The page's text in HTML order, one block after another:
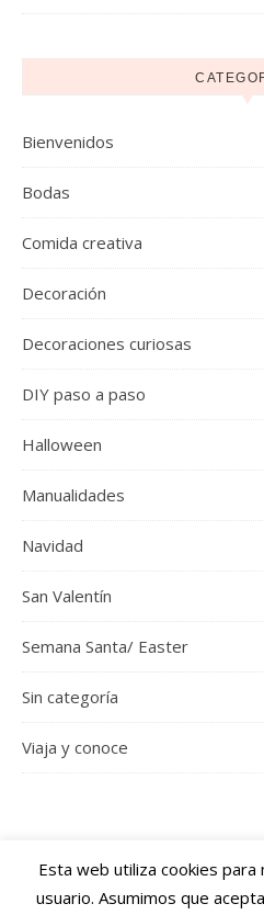
Bienvenidos
Bodas
Comida creativa
Decoración
Decoraciones curiosas
DIY paso a paso
Halloween
Manualidades
Navidad
San Valentín
Semana Santa/ Easter
Sin categoría
Viaja y conoce
2026
Esta web utiliza cookies
usuario. Asumimos que